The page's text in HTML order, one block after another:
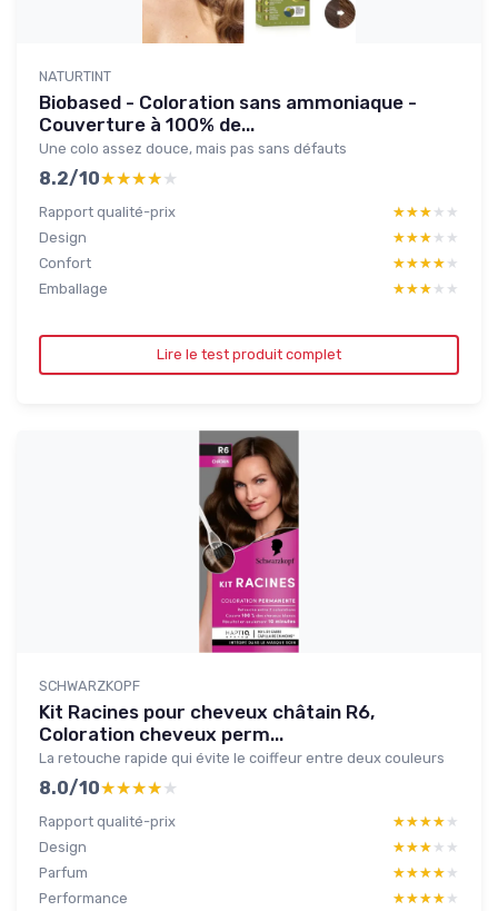
NATURTINT
Biobased - Coloration sans ammoniaque -
Couverture à 100% de...
Une colo assez douce, mais pas sans défauts
8.2/10★★★★★
★★★★★
Rapport qualité-prix ★★★★★
★★★★★
Design
★★★★★
★★★★★
Confort
★★★★★
★★★★★
Emballage
★★★★★
★★★★★
Lire le test produit complet
SCHWARZKOPF
Kit Racines pour cheveux châtain R6,
Coloration cheveux perm...
La retouche rapide qui évite le coiffeur entre deux couleurs
8.0/10★★★★★
★★★★★
Rapport qualité-prix ★★★★★
★★★★★
Design
★★★★★
★★★★★
Parfum
★★★★★
★★★★★
Performance
★★★★★
★★★★★